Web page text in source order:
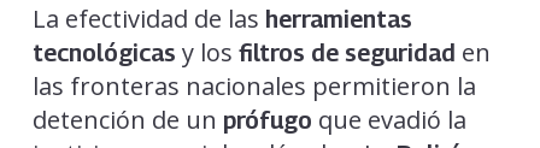
La efectividad de las herramientas
tecnológicas y los filtros de seguridad en
las fronteras nacionales permitieron la
detención de un prófugo que evadió la